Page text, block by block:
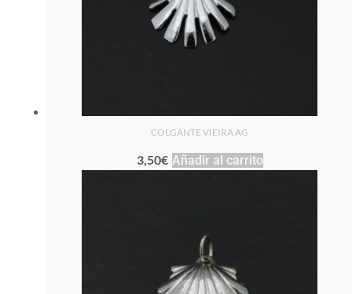
COLGANTE VIEIRA AG
3,50€ Añadir al carrito